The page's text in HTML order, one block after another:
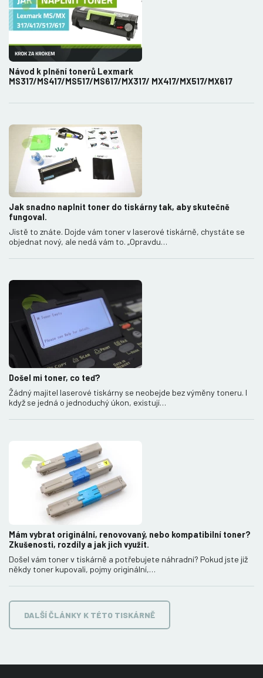
Návod k plnění tonerů Lexmark
MS317/MS417/MS517/MS617/MX317/ MX417/MX517/MX617
Jak snadno naplnit toner do tiskárny tak, aby skutečně
fungoval.
Jistě to znáte. Dojde vám toner v laserové tiskárně, chystáte se
objednat nový, ale nedá vám to. „Opravdu…
Došel mi toner, co teď?
Žádný majitel laserové tiskárny se neobejde bez výměny toneru. I
když se jedná o jednoduchý úkon, existují…
Mám vybrat originální, renovovaný, nebo kompatibilní toner?
Zkušenosti, rozdíly a jak jich využít.
Došel vám toner v tiskárně a potřebujete náhradní? Pokud jste již
někdy toner kupovali, pojmy originální,…
DALŠÍ ČLÁNKY K TÉTO TISKÁRNĚ